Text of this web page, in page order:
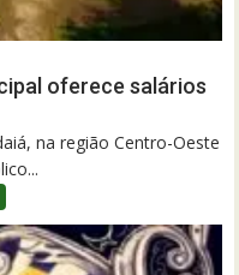
oferece salários
na região Centro-Oeste